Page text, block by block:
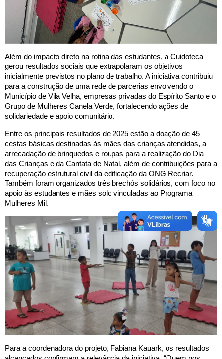
Além do impacto direto na rotina das estudantes, a Cuidoteca
gerou resultados sociais que extrapolaram os objetivos
inicialmente previstos no plano de trabalho. A iniciativa contribuiu
para a construção de uma rede de parcerias envolvendo o
Município de Vila Velha, empresas privadas do Espírito Santo e o
Grupo de Mulheres Canela Verde, fortalecendo ações de
solidariedade e apoio comunitário.
Entre os principais resultados de 2025 estão a doação de 45
cestas básicas destinadas às mães das crianças atendidas, a
arrecadação de brinquedos e roupas para a realização do Dia
das Crianças e da Cantata de Natal, além de contribuições para a
recuperação estrutural civil da edificação da ONG Recriar.
Também foram organizados três brechós solidários, com foco no
apoio às estudantes e mães solo vinculadas ao Programa
Mulheres Mil.
Para a coordenadora do projeto, Fabiana Kauark, os resultados